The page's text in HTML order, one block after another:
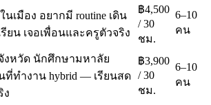
เมือง อยากมี routine เดิน
ยน เจอเพื่อนและครูตัวจริง
฿4,500
/ 30
ชม.
6–10
คน
งหวัด นักศึกษามหาลัย
ที่ทำงาน hybrid — เรียนสด
ง
฿3,900
/ 30
ชม.
6–10
คน